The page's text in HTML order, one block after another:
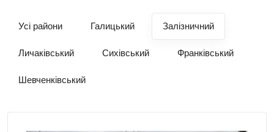
Усі райони Галицький Залізничний
Личаківський Сихівський Франківський
Шевченківський